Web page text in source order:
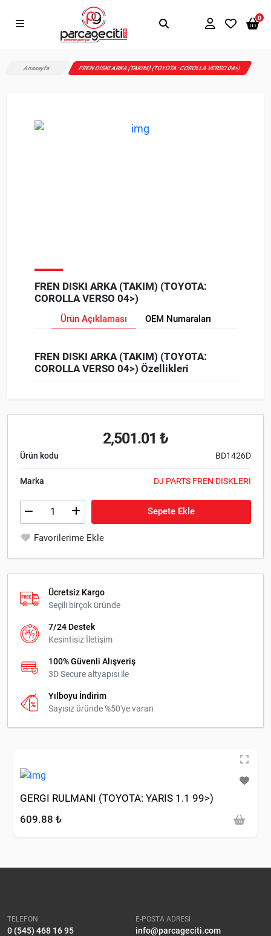
0
Anasayfa FREN DISKI ARKA (TAKIM) (TOYOTA: COROLLA VERSO 04>)
FREN DISKI ARKA (TAKIM) (TOYOTA:
COROLLA VERSO 04>)
Ürün Açıklaması OEM Numaraları
FREN DISKI ARKA (TAKIM) (TOYOTA:
COROLLA VERSO 04>) Özellikleri
2,501.01 ₺
Ürün kodu BD1426D
Marka DJ PARTS FREN DISKLERI
Sepete Ekle
Favorilerime Ekle
Ücretsiz Kargo
Seçili birçok üründe
7/24 Destek
Kesintisiz İletişim
100% Güvenli Alışveriş
3D Secure altyapısı ile
Yılboyu İndirim
Sayısız üründe %50'ye varan
GERGI RULMANI (TOYOTA: YARIS 1.1 99>)
609.88 ₺
TELEFON
0 (545) 468 16 95
E-POSTA ADRESİ
info@parcageciti.com